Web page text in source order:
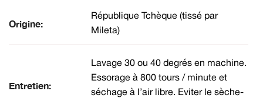
Origine:
République Tchèque (tissé par
Mileta)
Entretien:
Lavage 30 ou 40 degrés en machine.
Essorage à 800 tours / minute et
séchage à l’air libre. Eviter le sèche-